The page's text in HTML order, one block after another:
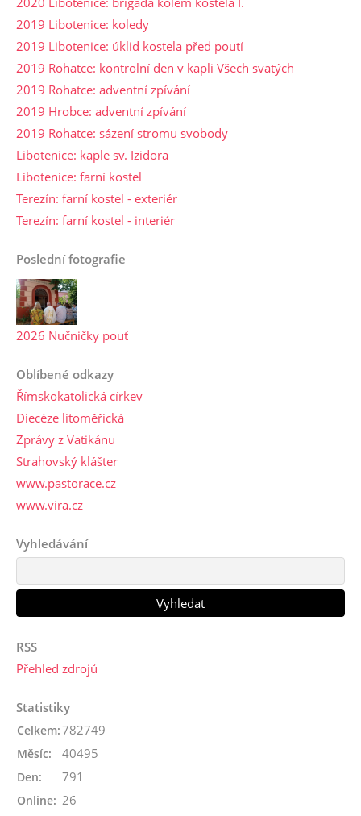
2019 Libotenice: koledy
2019 Libotenice: úklid kostela před poutí
2019 Rohatce: kontrolní den v kapli Všech svatých
2019 Rohatce: adventní zpívání
2019 Hrobce: adventní zpívání
2019 Rohatce: sázení stromu svobody
Libotenice: kaple sv. Izidora
Libotenice: farní kostel
Terezín: farní kostel - exteriér
Terezín: farní kostel - interiér
Poslední fotografie
2026 Nučničky pouť
Oblíbené odkazy
Římskokatolická církev
Diecéze litoměřická
Zprávy z Vatikánu
Strahovský klášter
www.pastorace.cz
www.vira.cz
Vyhledávání
RSS
Přehled zdrojů
Statistiky
Online: 26
Celkem:782749
Měsíc: 40495
Den: 791